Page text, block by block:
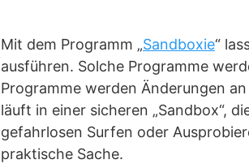
Mit dem Programm „Sandboxie“
ausführen. Solche Programme
Programme werden Änderungen
läuft in einer sicheren „Sandbox“,
gefahrlosen Surfen oder
praktische Sache.